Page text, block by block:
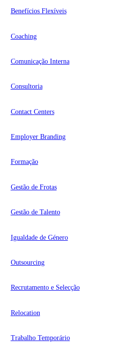
Benefícios Flexíveis
Coaching
Comunicação Interna
Consultoria
Contact Centers
Employer Branding
Formação
Gestão de Frotas
Gestão de Talento
Igualdade de Género
Outsourcing
Recrutamento e Selecção
Relocation
Trabalho Temporário